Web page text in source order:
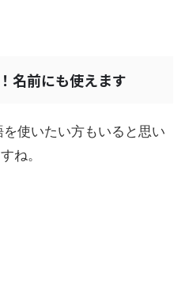
名前にも使えます
使いたい方もいると思い
ね。